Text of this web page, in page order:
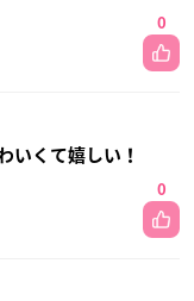
0
いくて嬉しい！
0